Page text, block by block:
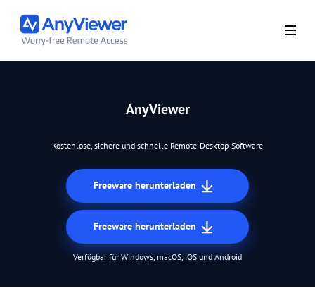
AnyViewer
Kostenlose, sichere und schnelle Remote-Desktop-Software
Freeware herunterladen
Freeware herunterladen
Verfügbar für Windows, macOS, iOS und Android